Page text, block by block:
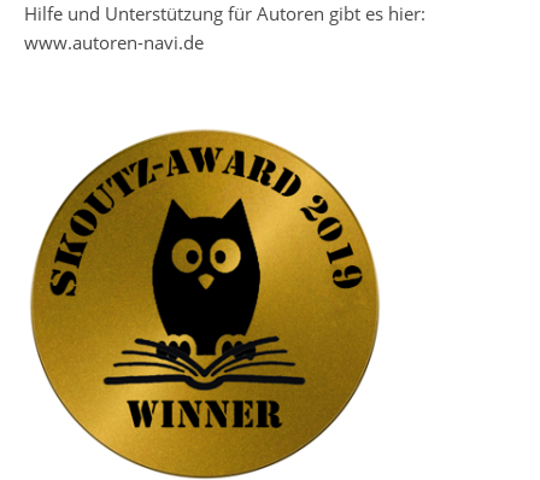
Hilfe und Unterstützung für Autoren gibt es hier:
www.autoren-navi.de